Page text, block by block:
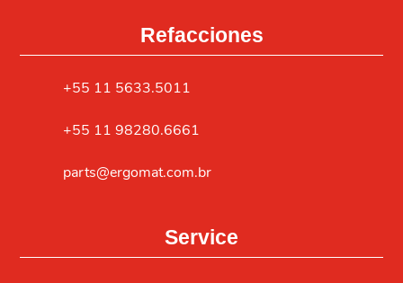
Refacciones
+55 11 5633.5011
+55 11 98280.6661
parts@ergomat.com.br
Service